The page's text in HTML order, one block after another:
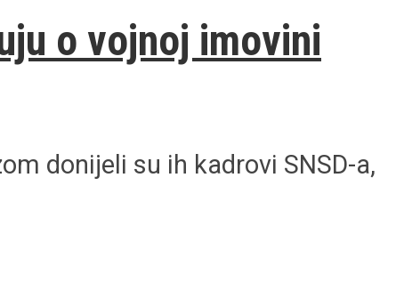
o vojnoj imovini
donijeli su ih kadrovi SNSD-a,